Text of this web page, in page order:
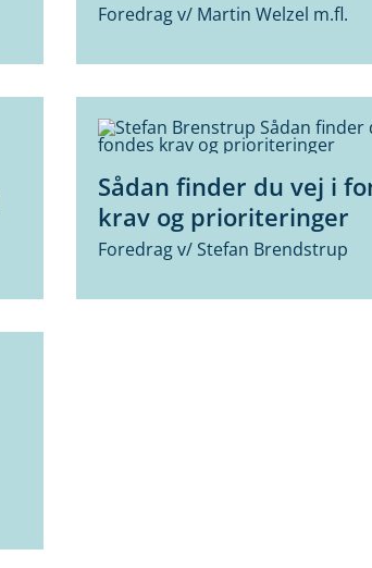
Foredrag v/ Martin Welzel m.fl.
Sådan finder du vej i
krav og prioriteringer
Foredrag v/ Stefan Brendstrup